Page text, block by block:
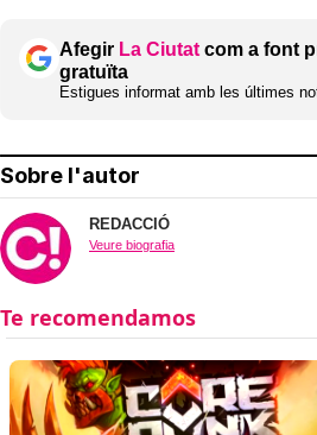
Afegir La Ciutat com a font
gratuïta
Estigues informat amb les últimes
Sobre l'autor
REDACCIÓ
Veure biografia